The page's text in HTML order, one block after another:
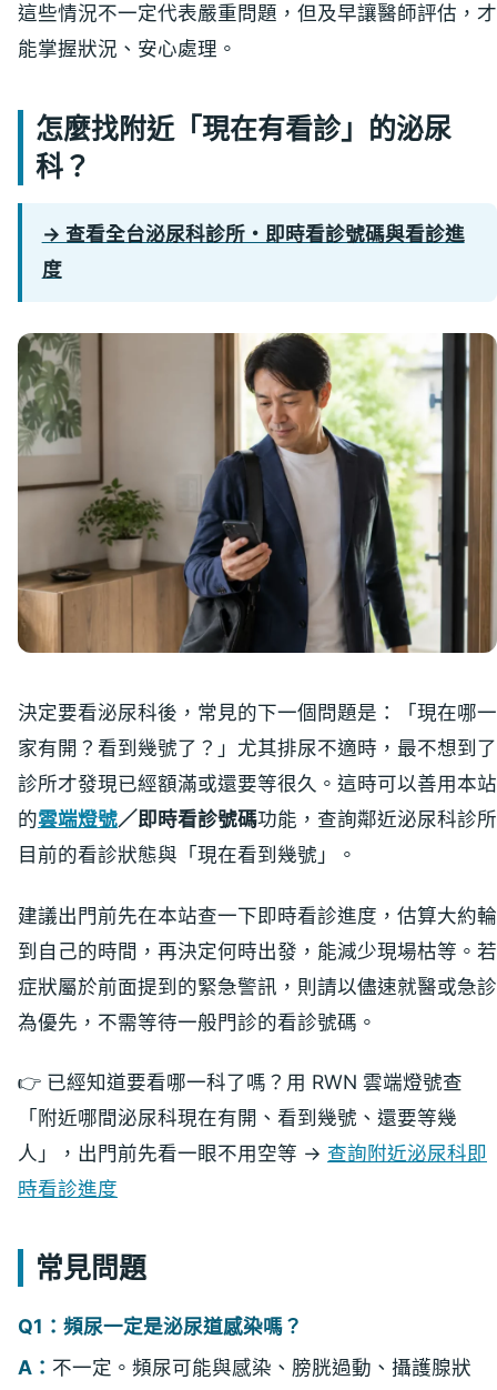
這些情況不一定代表嚴重問題，但及早讓醫師評估，才
能掌握狀況、安心處理。
怎麼找附近「現在有看診」的泌尿
科？
→ 查看全台泌尿科診所・即時看診號碼與看診進
度
決定要看泌尿科後，常見的下一個問題是：「現在哪一
家有開？看到幾號了？」尤其排尿不適時，最不想到了
診所才發現已經額滿或還要等很久。這時可以善用本站
的雲端燈號／即時看診號碼功能，查詢鄰近泌尿科診所
目前的看診狀態與「現在看到幾號」。
建議出門前先在本站查一下即時看診進度，估算大約輪
到自己的時間，再決定何時出發，能減少現場枯等。若
症狀屬於前面提到的緊急警訊，則請以儘速就醫或急診
為優先，不需等待一般門診的看診號碼。
👉 已經知道要看哪一科了嗎？用 RWN 雲端燈號查
「附近哪間泌尿科現在有開、看到幾號、還要等幾
人」，出門前先看一眼不用空等 → 查詢附近泌尿科即
時看診進度
常見問題
Q1：頻尿一定是泌尿道感染嗎？
A： 不一定。頻尿可能與感染、膀胱過動、攝護腺狀